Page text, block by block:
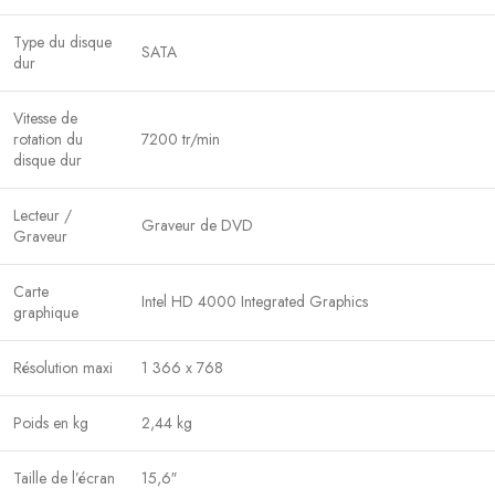
Type du disque
dur
SATA
Vitesse de
rotation du
disque dur
7200 tr/min
Lecteur /
Graveur
Graveur de DVD
Carte
graphique
Intel HD 4000 Integrated Graphics
Résolution maxi 1 366 x 768
Poids en kg 2,44 kg
Taille de l’écran 15,6″